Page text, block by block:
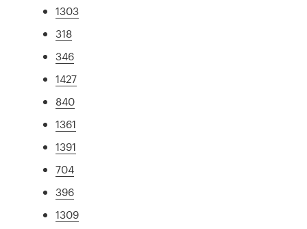
1303
318
346
1427
840
1361
1391
704
396
1309